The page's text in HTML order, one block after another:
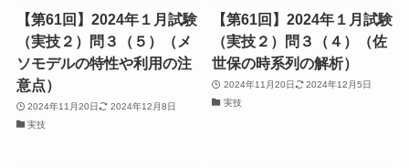
【第61回】2024年１月試験
（実技２）問３（５）（メ
ソモデルの特性や利用の注
意点）
2024年11月20日
2024年12月8日
実技
【第61回】2024年１月試験
（実技２）問３（４）（佐
世保の時系列の解析）
2024年11月20日
2024年12月5日
実技